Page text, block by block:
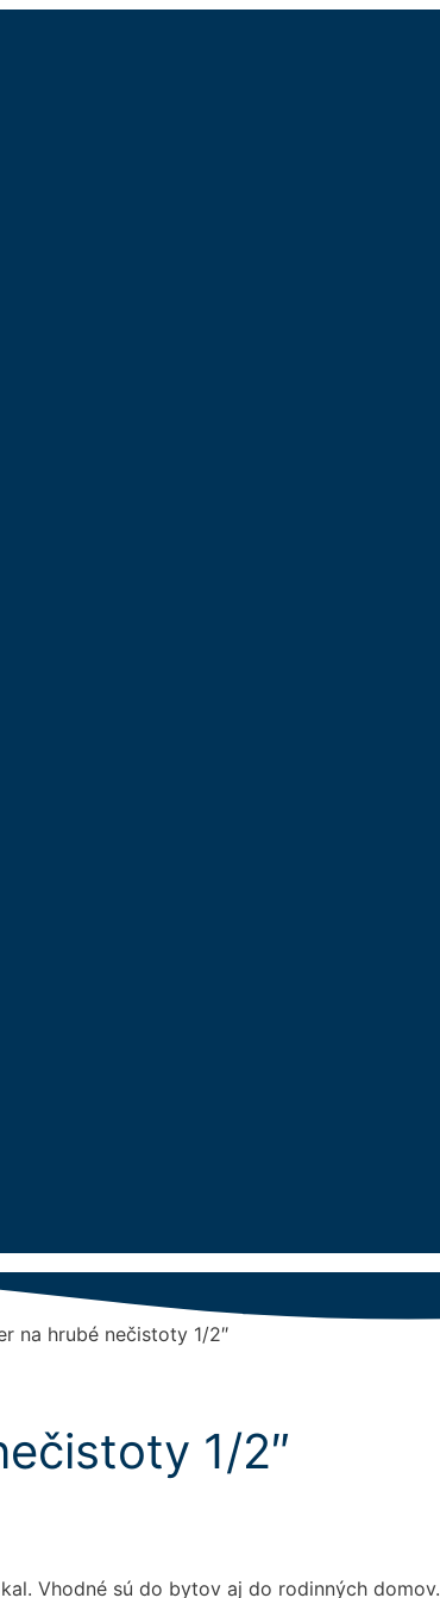
na hrubé nečistoty 1/2″
1/2″
Vhodné sú do bytov aj do rodinných domov.